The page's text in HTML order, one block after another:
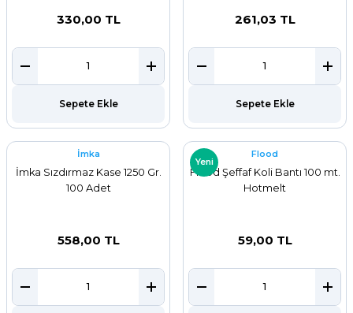
330,00 TL
Sepete Ekle
261,03 TL
Sepete Ekle
İmka
İmka Sızdırmaz Kase 1250 Gr.
100 Adet
558,00 TL
Yeni
Flood
Flood Şeffaf Koli Bantı 100 mt.
Hotmelt
59,00 TL